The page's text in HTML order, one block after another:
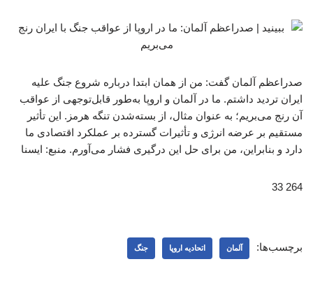
صدراعظم آلمان گفت: من از همان ابتدا درباره شروع جنگ علیه
ایران تردید داشتم. ما در آلمان و اروپا به‌طور قابل‌توجهی از عواقب
آن رنج می‌بریم؛ به عنوان مثال، از بسته‌شدن تنگه هرمز. این تأثیر
مستقیم بر عرضه انرژی و تأثیرات گسترده بر عملکرد اقتصادی ما
دارد و بنابراین، من برای حل این درگیری فشار می‌آورم. منبع: ایسنا
264 33
برچسب‌ها: آلمان اتحادیه اروپا جنگ